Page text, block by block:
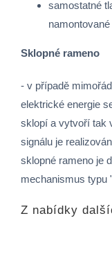
samostatné
Sklopné rameno
- v případě
elektrické energie
sklopí a vytvoří tak
signálu je
sklopné rameno je
mechanismus typu
Z nabídky